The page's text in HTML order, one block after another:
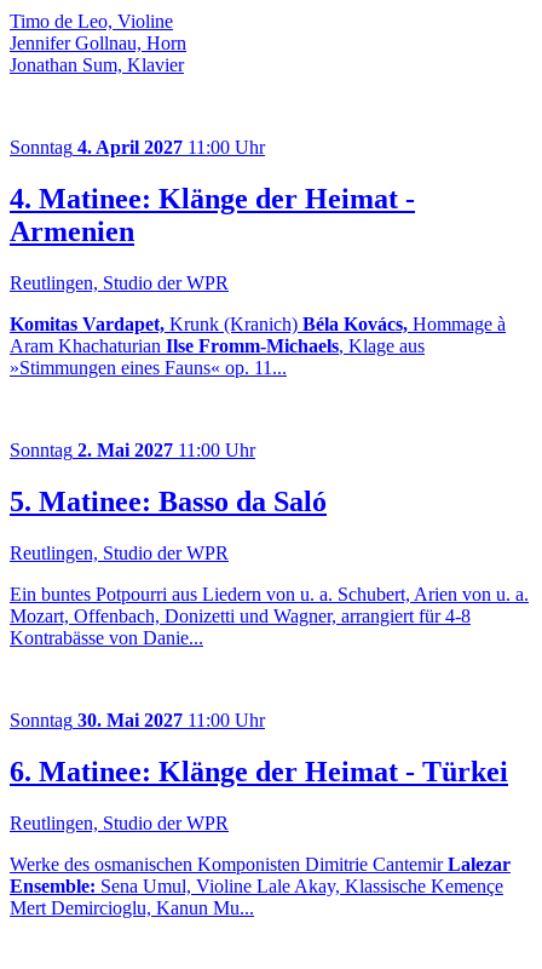
Timo de Leo, Violine
Jennifer Gollnau, Horn
Jonathan Sum, Klavier
Sonntag 4. April 2027 11:00 Uhr
4. Matinee: Klänge der Heimat -
Armenien
Reutlingen, Studio der WPR
Komitas Vardapet, Krunk (Kranich) Béla Kovács, Hommage à
Aram Khachaturian Ilse Fromm-Michaels, Klage aus
»Stimmungen eines Fauns« op. 11...
Sonntag 2. Mai 2027 11:00 Uhr
5. Matinee: Basso da Saló
Reutlingen, Studio der WPR
Ein buntes Potpourri aus Liedern von u. a. Schubert, Arien von u. a.
Mozart, Offenbach, Donizetti und Wagner, arrangiert für 4-8
Kontrabässe von Danie...
Sonntag 30. Mai 2027 11:00 Uhr
6. Matinee: Klänge der Heimat - Türkei
Reutlingen, Studio der WPR
Werke des osmanischen Komponisten Dimitrie CantemirLalezar
Ensemble: Sena Umul, Violine Lale Akay, Klassische Kemençe
Mert Demircioglu, Kanun Mu...